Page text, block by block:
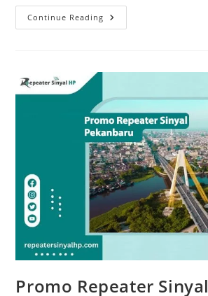
Continue Reading Cara
Membuat
Dari
Panci
Promo Repeater Sinyal